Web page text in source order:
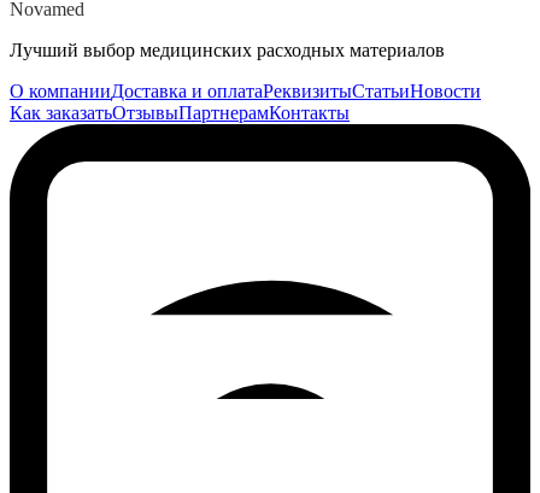
Novamed
Лучший выбор медицинских расходных материалов
О компанииДоставка и оплатаРеквизитыСтатьиНовости
Как заказатьОтзывыПартнерамКонтакты